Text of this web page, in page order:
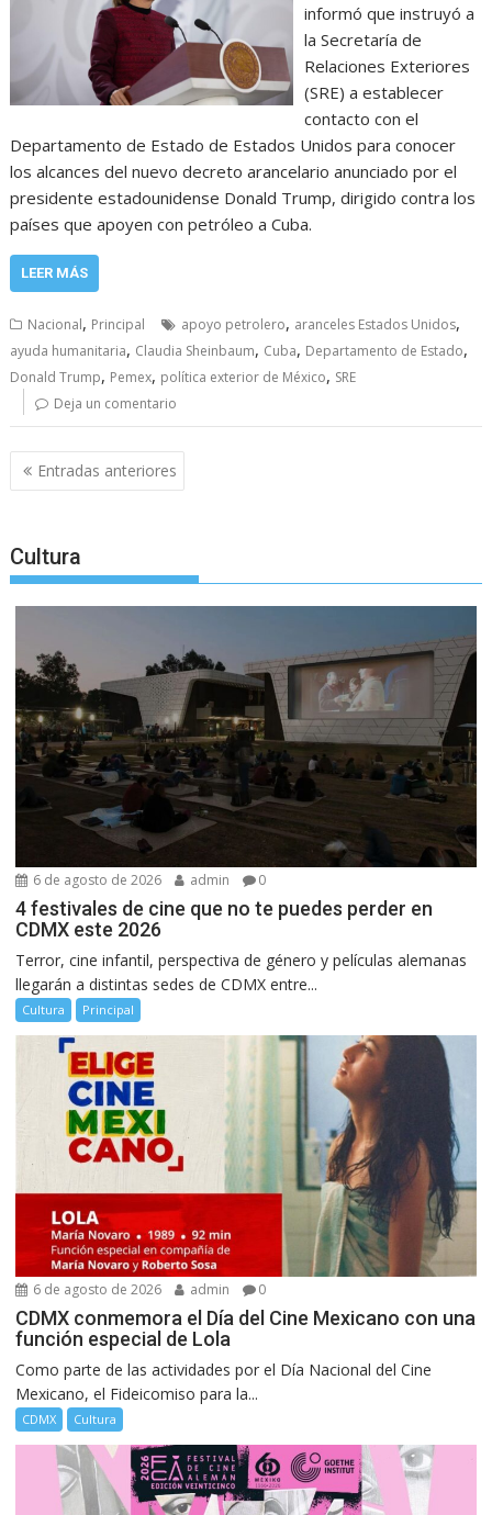
informó que instruyó a
la Secretaría de
Relaciones Exteriores
(SRE) a establecer
contacto con el
Departamento de Estado de Estados Unidos para conocer
los alcances del nuevo decreto arancelario anunciado por el
presidente estadounidense Donald Trump, dirigido contra los
países que apoyen con petróleo a Cuba.
LEER MÁS
Nacional, Principal apoyo petrolero, aranceles Estados Unidos,
ayuda humanitaria, Claudia Sheinbaum, Cuba, Departamento de Estado,
Donald Trump, Pemex, política exterior de México, SRE
Deja un comentario
Navegación
de
Entradas anteriores
Cultura
6 de agosto de 2026 admin 0
4 festivales de cine que no te puedes perder en
CDMX este 2026
Terror, cine infantil, perspectiva de género y películas alemanas
llegarán a distintas sedes de CDMX entre...
Cultura Principal
6 de agosto de 2026 admin 0
CDMX conmemora el Día del Cine Mexicano con una
función especial de Lola
Como parte de las actividades por el Día Nacional del Cine
Mexicano, el Fideicomiso para la...
CDMX Cultura